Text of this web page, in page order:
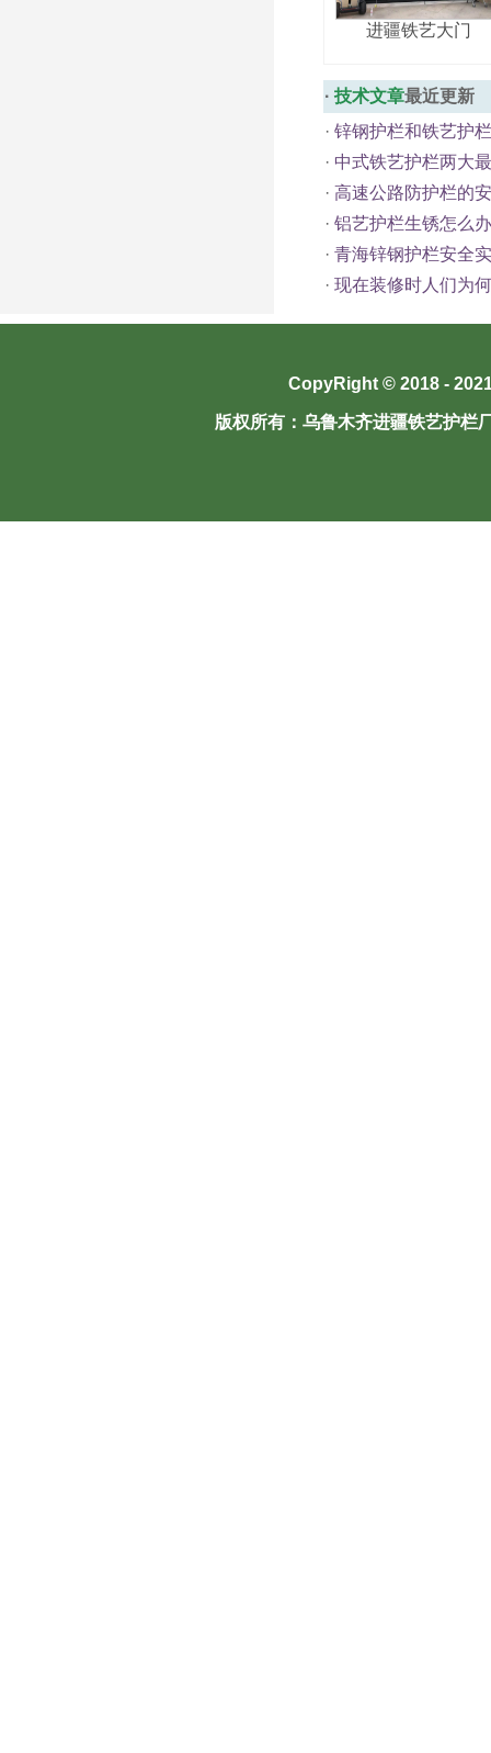
进疆铁艺大门
· 技术文章最近更新
· 锌钢护栏和铁艺护
· 中式铁艺护栏两大
· 高速公路防护栏的
· 铝艺护栏生锈怎么
· 青海锌钢护栏安全
· 现在装修时人们为
CopyRight © 2018 -
版权所有： 乌鲁木齐进疆铁艺护栏